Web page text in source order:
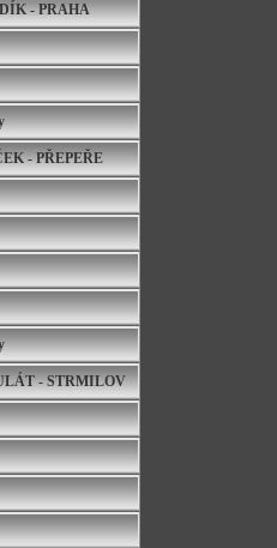
- PRAHA
- PŘEPEŘE
- STRMILOV